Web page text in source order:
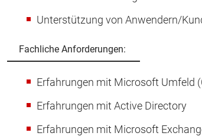
Unterstützung von Anwendern/
Fachliche Anforderungen:
Erfahrungen mit Microsoft Umfeld
Erfahrungen mit Active Directory
Erfahrungen mit Microsoft